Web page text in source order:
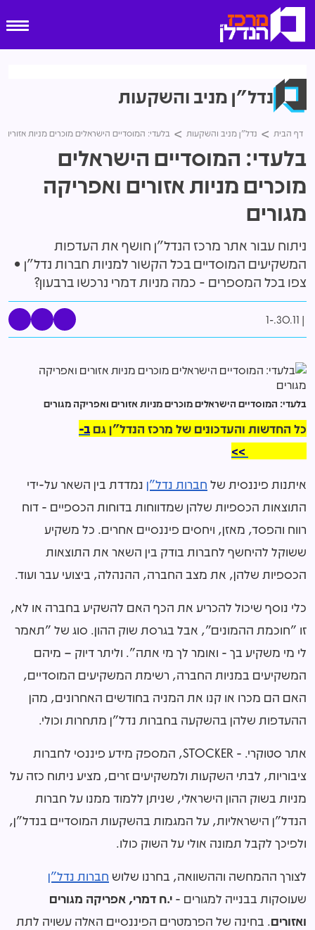
נדל"ן מניב והשקעות
דף הבית נדל"ן מניב והשקעות בלעדי: המוסדיים הישראלים מוכרים מניות אזורים
בלעדי: המוסדיים הישראלים
מוכרים מניות אזורים ואפריקה
מגורים
ניתוח עבור אתר מרכז הנדל"ן חושף את העדפות
המשקיעים המוסדיים בכל הקשור למניות חברות נדל"ן •
צפו בכל המספרים - כמה מניות דמרי נרכשו ברבעון?
30.11.-1
בלעדי: המוסדיים הישראלים מוכרים מניות אזורים ואפריקה מגורים
כל החדשות והעדכונים של מרכז הנדל"ן גם ב-
איתנות פיננסית של חברות נדל"ן נמדדת בין השאר על-ידי
התוצאות הכספיות שלהן שמדווחות בדוחות הכספיים - דוח
רווח והפסד, מאזן, ויחסים פיננסיים אחרים. כל משקיע
ששוקל להיחשף לחברות בודק בין השאר את התוצאות
הכספיות שלהן, את מצב החברה, ההנהלה, ביצועי עבר ועוד.
כלי נוסף שיכול להכריע את הכף האם להשקיע בחברה או לא,
זו "חוכמת ההמונים", אבל בגרסת שוק ההון. סוג של "תאמר
לי מי משקיע בך - ואומר לך מי אתה". וליתר דיוק – מיהם
המשקיעים במניות החברה, רשימת המשקיעים המוסדיים,
האם הם מכרו או קנו את המניה בחודשים האחרונים, מהן
ההעדפות שלהן בהשקעה בחברות נדל"ן מתחרות וכולי.
אתר סטוקרי. - STOCKER, המספק מידע פיננסי לחברות
ציבוריות, לבתי השקעות ולמשקיעים זרים, מציע ניתוח כזה על
מניות בשוק ההון הישראלי, שניתן ללמוד ממנו על חברות
הנדל"ן הישראליות, על המגמות בהשקעות המוסדיים בנדל"ן,
ולפיכך לקבל תמונה אולי על השוק כולו.
לצורך ההמחשה וההשוואה, בחרנו שלוש חברות נדל"ן
שעוסקות בבנייה למגורים - י.ח דמרי, אפריקה מגורים
ואזורים. בחינה של הפרמטרים הפיננסיים האלה עשויה לתת